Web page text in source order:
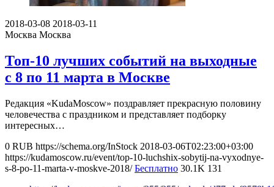
2018-03-08 2018-03-11
Москва Москва
Топ-10 лучших событий на выходные
с 8 по 11 марта в Москве
Редакция «KudaMoscow» поздравляет прекрасную половину
человечества с праздником и представляет подборку
интересных…
0 RUB https://schema.org/InStock 2018-03-06T02:23:00+03:00
https://kudamoscow.ru/event/top-10-luchshix-sobytij-na-vyxodnye-
s-8-po-11-marta-v-moskve-2018/ Бесплатно 30.1K 131